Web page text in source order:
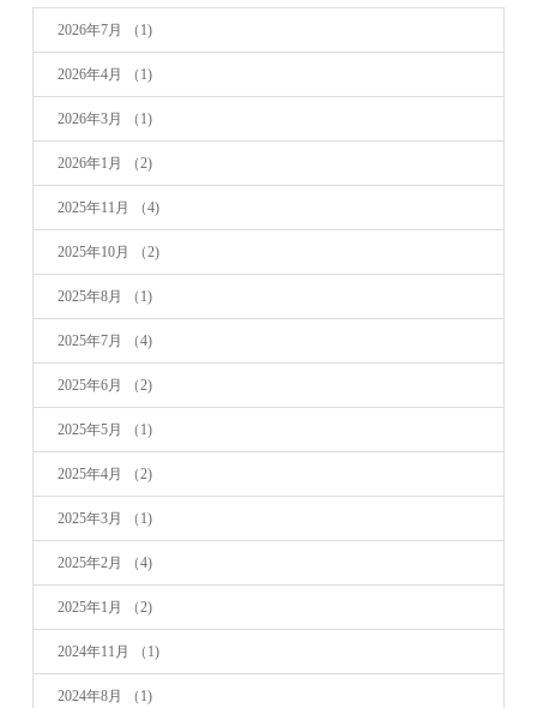
2026年7月 （1)
2026年4月 （1)
2026年3月 （1)
2026年1月 （2)
2025年11月 （4)
2025年10月 （2)
2025年8月 （1)
2025年7月 （4)
2025年6月 （2)
2025年5月 （1)
2025年4月 （2)
2025年3月 （1)
2025年2月 （4)
2025年1月 （2)
2024年11月 （1)
2024年8月 （1)